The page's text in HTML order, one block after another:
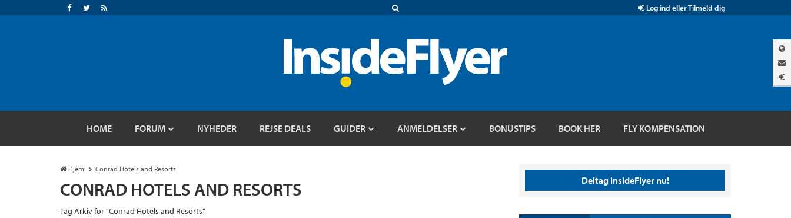
Log ind eller Tilmeld dig
HOME FORUM NYHEDER REJSE DEALS GUIDER ANMELDELSER BONUSTIPS BOOK HER FLY KOMPENSATION
Hjem Conrad Hotels and Resorts
CONRAD HOTELS AND RESORTS
Tag Arkiv for "Conrad Hotels and Resorts".
Deltag InsideFlyer nu!